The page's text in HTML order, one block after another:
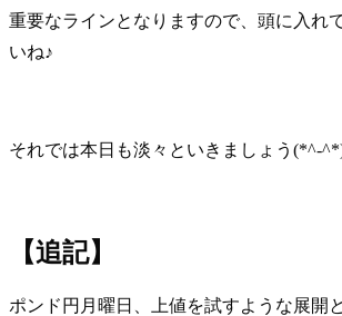
重要なラインとなりますので、頭に入れ
いね♪
それでは本日も淡々といきましょう(*^-
【追記】
ポンド円月曜日、上値を試すような展開